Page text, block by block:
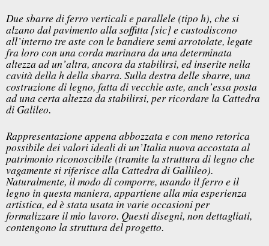
Due sbarre di ferro verticali e parallele (tipo h), che si
alzano dal pavimento alla soffitta [sic] e custodiscono
all’interno tre aste con le bandiere semi arrotolate, legate
fra loro con una corda marinara da una determinata
altezza ad un’altra, ancora da stabilirsi, ed inserite nella
cavità della h della sbarra. Sulla destra delle sbarre, una
costruzione di legno, fatta di vecchie aste, anch’essa posta
ad una certa altezza da stabilirsi, per ricordare la Cattedra
di Galileo.
Rappresentazione appena abbozzata e con meno retorica
possibile dei valori ideali di un’Italia nuova accostata al
patrimonio riconoscibile (tramite la struttura di legno che
vagamente si riferisce alla Cattedra di Gallileo).
Naturalmente, il modo di comporre, usando il ferro e il
legno in questa maniera, appartiene alla mia esperienza
artistica, ed è stata usata in varie occasioni per
formalizzare il mio lavoro. Questi disegni, non dettagliati,
contengono la struttura del progetto.